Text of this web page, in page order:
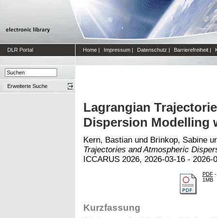
DLR Portal Home | Impressum | Datenschutz | Barrierefreiheit |
Erweiterte Suche
Lagrangian
Dispersion Modelling
Kern, Bastian und Brinkop, Sabine
Trajectories and Atmospheric
ICCARUS 2026, 2026-03-16 -
PDF-
1MB
Kurzfassung